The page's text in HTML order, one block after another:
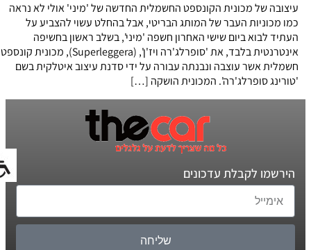
עיצובה של מכונית הקונספט החשמלית החדשה של 'מיני' אולי לא נראה
כמו מכוניות העבר של המותג הבריטי, אבל בהחלט עשוי להצביע על
העתיד לבוא ביום שישי האחרון חשפה 'מיני', בשלב ראשון בחשיפה
אינטרנטית בלבד, את 'סופרלג'רה ויז'ן', (Superleggera), מכונית קונספט
חשמלית אשר עוצבה ונבנתה עבורה על ידי סדנת עיצוב איטלקית בשם
'טורינג סופרלג'רה'. המכונית הושקה […]
הירשמו לקבלת עדכונים
שליחה